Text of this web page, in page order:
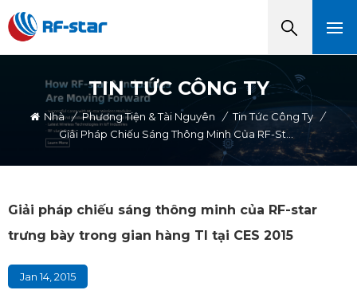
TIN TỨC CÔNG TY
Nhà / Phương Tiện & Tài Nguyên / Tin Tức Công Ty
/
Giải Pháp Chiếu Sáng Thông Minh Của RF-Star Trưng Bày Trong Gian Hàng TI Tại CES 2015
Giải pháp chiếu sáng thông minh của RF-star
trưng bày trong gian hàng TI tại CES 2015
Jan 14, 2015